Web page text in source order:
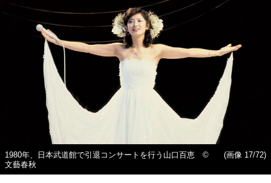
1980年、日本武道館で引退コンサートを行う山口百恵 ©
文藝春秋
(画像 17/72)